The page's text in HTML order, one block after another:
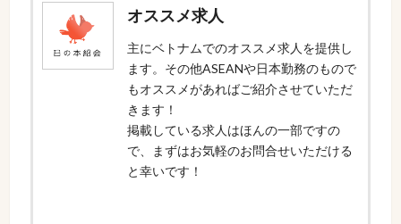
オススメ求人
主にベトナムでのオススメ求人を提供し
ます。その他ASEANや日本勤務のもので
もオススメがあればご紹介させていただ
きます！
掲載している求人はほんの一部ですの
で、まずはお気軽のお問合せいただける
と幸いです！